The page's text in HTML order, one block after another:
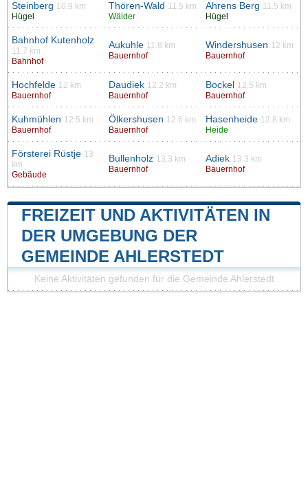
Steinberg 10.9 km
Hügel
Thören-Wald 11.5 km
Wälder
Ahrens Berg 11.5 km
Hügel
Bahnhof Kutenholz
11.7 km
Bahnhof
Aukuhle 11.8 km
Bauernhof
Windershusen 12 km
Bauernhof
Hochfelde 12 km
Bauernhof
Daudiek 12.2 km
Bauernhof
Bockel
12.5 km
Bauernhof
Kuhmühlen 12.5 km
Bauernhof
Ölkershusen 12.6 km
Bauernhof
Hasenheide 12.8 km
Heide
Försterei Rüstje 13
km
Gebäude
Bullenholz 13.3 km
Bauernhof
Adiek 13.3 km
Bauernhof
FREIZEIT UND AKTIVITÄTEN IN
DER UMGEBUNG DER
GEMEINDE AHLERSTEDT
Keine Aktivitäten gefunden für die Gemeinde Ahlerstedt